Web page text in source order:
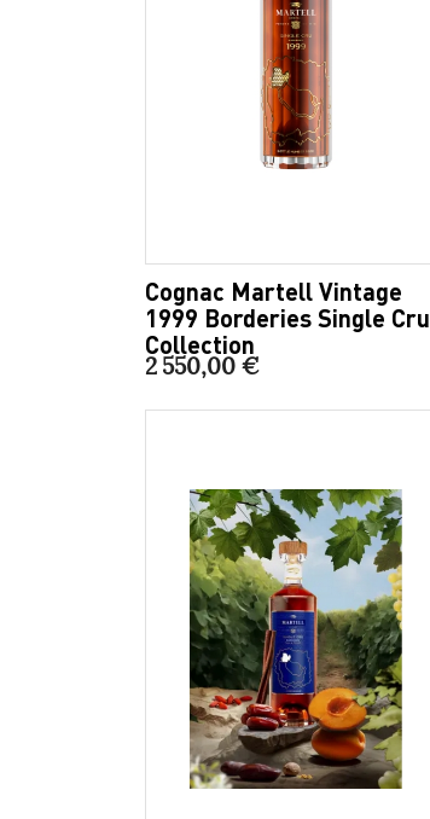
Cognac Martell Vintage
1999 Borderies Single Cru
Collection
2 550,00 €